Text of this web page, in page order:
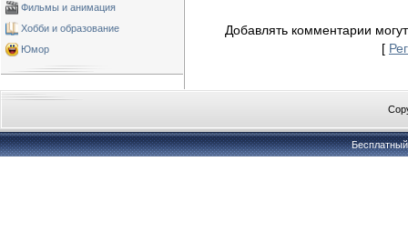
Фильмы и анимация
Хобби и образование
Юмор
Добавлять комментарии
[